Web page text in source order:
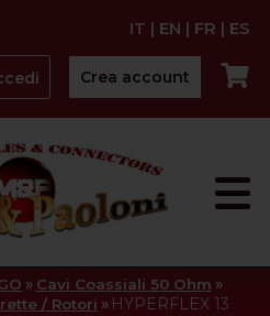
IT | EN | FR | ES
Crea account
» Cavi Coassiali 50 Ohm »
/ Rotori » HYPERFLEX 13